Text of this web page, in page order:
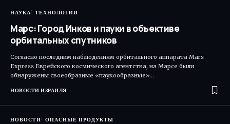
НАУКА ТЕХНОЛОГИИ
Марс: Город Инков и пауки в объективе
орбитальных спутников
Согласно последним наблюдениям орбитального аппарата Mars
Express Еврейского космического агентства, на Марсе были
обнаружены своеобразные «паукообразные»…
НОВОСТИ ИЗРАИЛЯ
НОВОСТИ ОПАСНЫЕ ПРОДУКТЫ